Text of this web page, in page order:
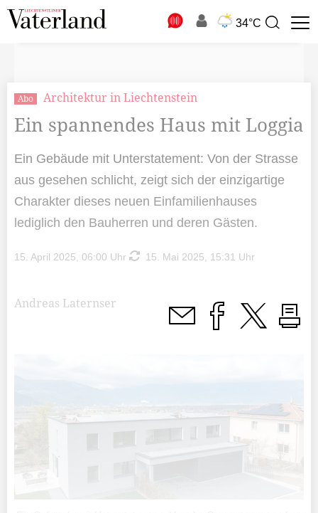
34°C
Suchbegriff
Abo Architektur in Liechtenstein
Ein spannendes Haus mit Loggia
Ein Gebäude mit Unterstatement: Von der Strasse
aus gesehen schlicht, zeigt sich der einzigartige
Charakter dieses neuen Einfamilienhauses
lediglich den Bauherren und deren Gästen.
15. April 2025, 06:00 Uhr 15. Mai 2025, 15:31 Uhr
Andreas Laternser